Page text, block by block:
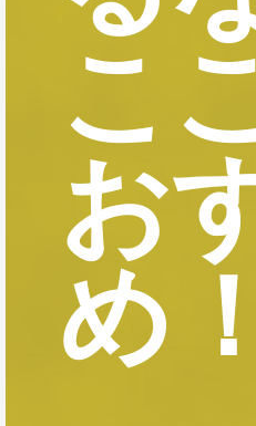
こ
お
め！